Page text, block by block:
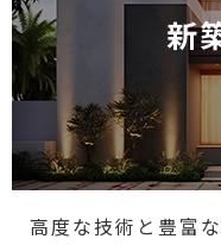
新
高度な技術と豊富